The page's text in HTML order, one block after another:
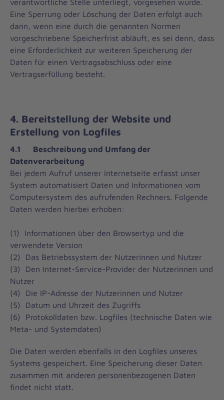
Eine Sperrung oder Löschung der Daten erfolgt auch
dann, wenn eine durch die genannten Normen
vorgeschriebene Speicherfrist abläuft, es sei denn, dass
eine Erforderlichkeit zur weiteren Speicherung der
Daten für einen Vertragsabschluss oder eine
Vertragserfüllung besteht.
4. Bereitstellung der Website und
Erstellung von Logfiles
4.1
Beschreibung und Umfang der
Datenverarbeitung
Bei jedem Aufruf unserer Internetseite erfasst unser
System automatisiert Daten und Informationen vom
Computersystem des aufrufenden Rechners. Folgende
Daten werden hierbei erhoben:
(1) Informationen über den Browsertyp und die
verwendete Version
(2) Das Betriebssystem der Nutzerinnen und Nutzer
(3) Den Internet-Service-Provider der Nutzerinnen und
Nutzer
(4) Die IP-Adresse der Nutzerinnen und Nutzer
(5) Datum und Uhrzeit des Zugriffs
(6) Protokolldaten bzw. Logfiles (technische Daten wie
Meta- und Systemdaten)
Die Daten werden ebenfalls in den Logfiles unseres
Systems gespeichert. Eine Speicherung dieser Daten
zusammen mit anderen personenbezogenen Daten
findet nicht statt.